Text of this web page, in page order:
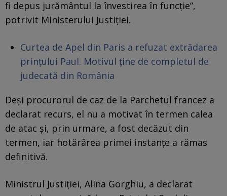
fi depus jurământul la învestirea în funcţie”,
potrivit Ministerului Justiției.
Curtea de Apel din Paris a refuzat extrădarea
prințului Paul. Motivul ține de completul de
judecată din România
Deşi procurorul de caz de la Parchetul francez a
declarat recurs, el nu a motivat în termen calea
de atac şi, prin urmare, a fost decăzut din
termen, iar hotărârea primei instanţe a rămas
definitivă.
Ministrul Justiţiei, Alina Gorghiu, a declarat